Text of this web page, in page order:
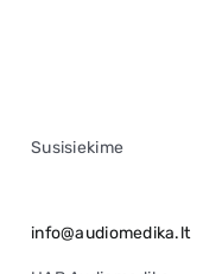
Susisiekime
info@audiomedika.lt